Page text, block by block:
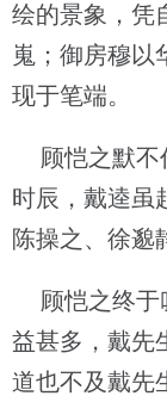
绘的景象，凭
嵬；御房穆以
现于笔端。
顾恺之默不
时辰，戴逵虽
陈操之、徐邈
顾恺之终于
益甚多，戴先
道也不及戴先